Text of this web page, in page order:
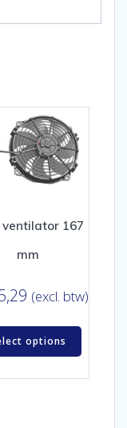
ventilator 167
mm
(excl. btw)
options